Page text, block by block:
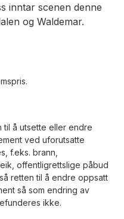
inntar scenen denne
og Waldemar.
til å utsette eller endre
ved uforutsatte
f.eks. brann,
offentligrettslige påbud
retten til å endre oppsatt
så som endring av
ikke.